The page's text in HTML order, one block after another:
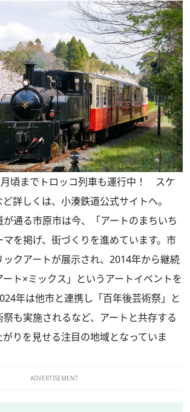
頃までトロッコ列車も運行中！ スケ
詳しくは、小湊鉄道公式サイトへ。
通る市原市は今、「アートのまちいち
を掲げ、街づくりを進めています。市
クアートが展示され、2014年から継続
ト×ミックス」というアートイベントを
年は他市と連携し「百年後芸術祭」と
も実施されるなど、アートと共存する
りを見せる注目の地域となっていま
ADVERTISEMENT